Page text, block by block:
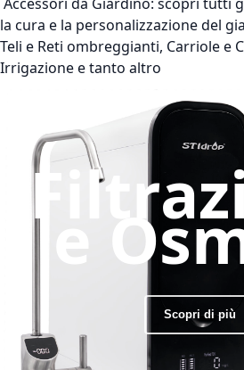
la cura e la personalizzazione del
Teli e Reti ombreggianti, Carriole e
Irrigazione e tanto altro
e
Scopri di più